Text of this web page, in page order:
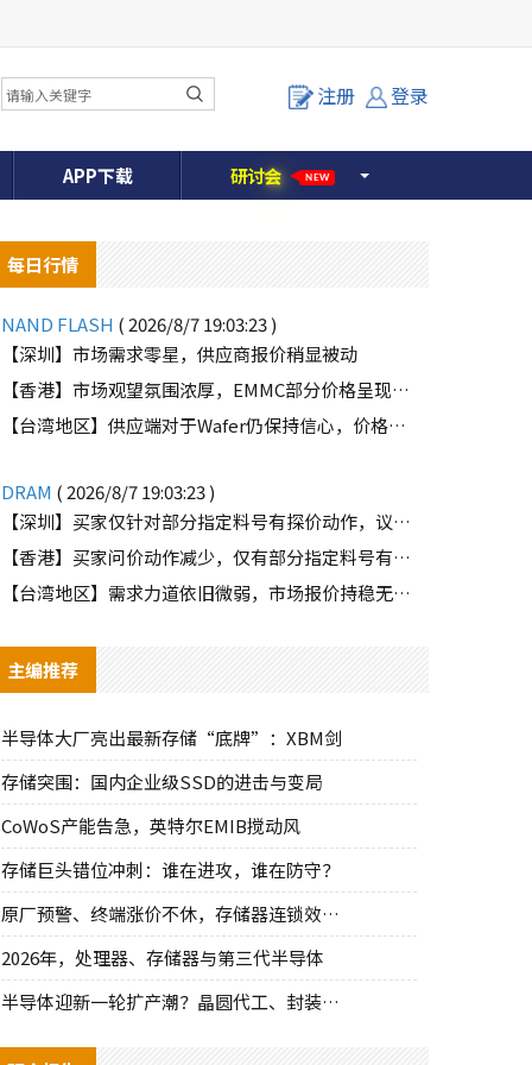
注册 登录
APP下载 研讨会 NEW
每日行情
NAND FLASH ( 2026/8/7 19:03:23 )
【深圳】市场需求零星，供应商报价稍显被动
【香港】市场观望氛围浓厚，EMMC部分价格呈现下滑趋势
【台湾地区】供应端对于Wafer仍保持信心，价格微幅上扬且惜售态度不变
DRAM ( 2026/8/7 19:03:23 )
【深圳】买家仅针对部分指定料号有探价动作，议价动作有所减少
【香港】买家问价动作减少，仅有部分指定料号有零星询单动作
【台湾地区】需求力道依旧微弱，市场报价持稳无明显波动
主编推荐
半导体大厂亮出最新存储“底牌”：XBM剑
存储突围：国内企业级SSD的进击与变局
CoWoS产能告急，英特尔EMIB搅动风
存储巨头错位冲刺：谁在进攻，谁在防守？
原厂预警、终端涨价不休，存储器连锁效应持
2026年，处理器、存储器与第三代半导体
半导体迎新一轮扩产潮？晶圆代工、封装、光